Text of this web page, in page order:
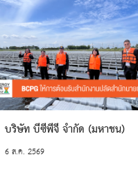
บริษัท บีซีพีจี จำกัด (มหาชน)
6 ส.ค. 2569